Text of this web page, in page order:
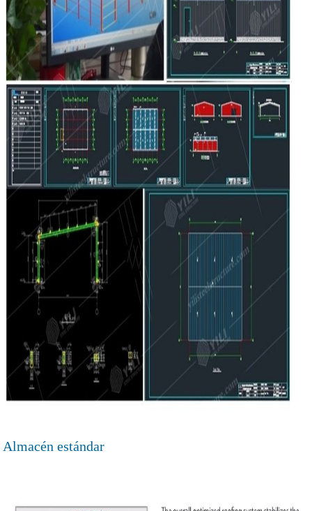
Almacén estándar